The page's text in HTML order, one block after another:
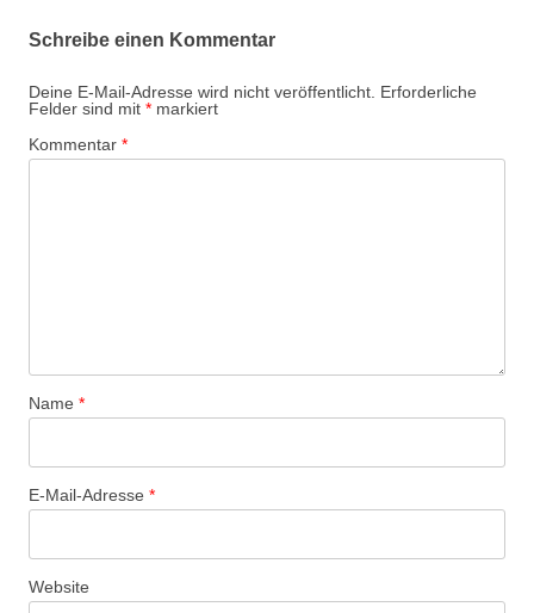
Schreibe einen Kommentar
Deine E-Mail-Adresse wird nicht veröffentlicht. Erforderliche
Felder sind mit * markiert
Kommentar *
Name *
E-Mail-Adresse *
Website